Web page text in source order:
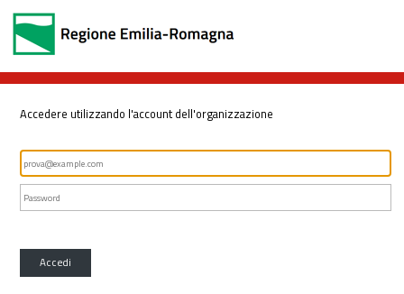
Accedere utilizzando l'account dell'organizzazione
Accedi